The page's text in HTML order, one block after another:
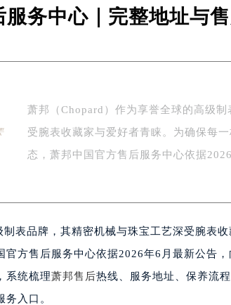
号星耀天地写字楼1号楼18层1803室（需提
777号金华万达广场写字楼4号楼22层2209
379号世茂天际中心写字楼8层805室（需提
号嘉兴世界贸易中心写字楼A座13层1304
371-375号世界贸易中心大厦南塔写字楼15
5001号华润大厦写字楼17层1701室（需提前
一路7号华贸大厦写字楼1座30层05室（需提
95号华润大厦写字楼B座11层1104室（需提
务中心｜完整地址与
萧邦（Chopard）作为享誉全球的高级
受腕表收藏家与爱好者青睐。为确保每
态，萧邦中国官方售后服务中心依据
表品牌，其精密机械与珠宝工艺深受腕表
官方售后服务中心依据2026年6月最新公告
系统梳理萧邦售后热线、服务地址、保养流
入口。